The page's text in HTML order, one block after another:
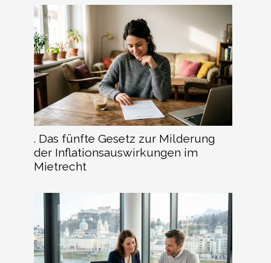
. Das fünfte Gesetz zur Milderung
der Inflationsauswirkungen im
Mietrecht